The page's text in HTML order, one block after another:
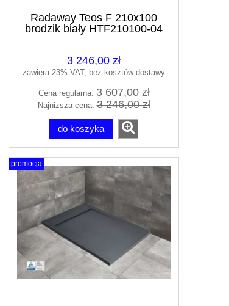
Radaway Teos F 210x100
brodzik biały HTF210100-04
3 246,00 zł
zawiera 23% VAT, bez kosztów dostawy
Cena regularna:3 607,00 zł
Najniższa cena:3 246,00 zł
do koszyka
promocja